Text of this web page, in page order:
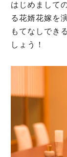
はじめまして
る花婿花嫁を
もてなしでき
しょう！